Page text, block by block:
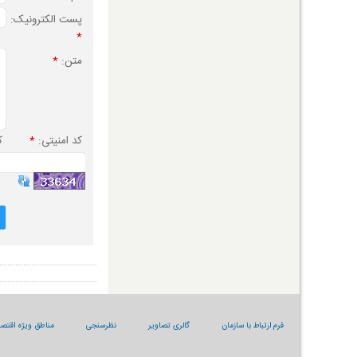
پست الکترونیک:
*
متن: *
کد امنیتی: *
فرم ارتباط با سازمان گالری تصاویر نظرسنجی مناطق ویژه